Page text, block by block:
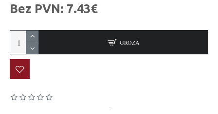
-
Bez PVN: 7.43€
GROZĀ